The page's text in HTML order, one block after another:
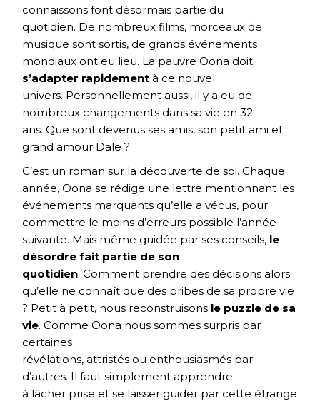
connaissons font désormais partie du
quotidien. De nombreux films, morceaux de
musique sont sortis, de grands événements
mondiaux ont eu lieu. La pauvre Oona doit
s’adapter rapidement à ce nouvel
univers. Personnellement aussi, il y a eu de
nombreux changements dans sa vie en 32
ans. Que sont devenus ses amis, son petit ami et
grand amour Dale ?
C’est un roman sur la découverte de soi. Chaque
année, Oona se rédige une lettre mentionnant les
événements marquants qu’elle a vécus, pour
commettre le moins d’erreurs possible l’année
suivante. Mais même guidée par ses conseils, le
désordre fait partie de son
quotidien. Comment prendre des décisions alors
qu’elle ne connaît que des bribes de sa propre vie
? Petit à petit, nous reconstruisons le puzzle de sa
vie. Comme Oona nous sommes surpris par
certaines
révélations, attristés ou enthousiasmés par
d’autres. Il faut simplement apprendre
à lâcher prise et se laisser guider par cette étrange